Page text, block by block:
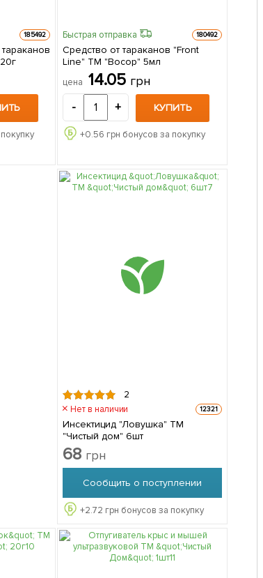
185492 Быстрая отправка 180492
Средство от тараканов "Front
Line" ТМ "Восор" 5мл
цена 14.05 грн
- + КУПИТЬ
+0.56 грн бонусов за покупку
2
Нет в наличии 12321
Инсектицид "Ловушка" ТМ
"Чистый дом" 6шт
68 грн
Сообщить о поступлении
+2.72 грн бонусов за покупку